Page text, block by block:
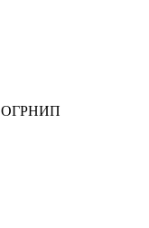
/ ОГРНИП